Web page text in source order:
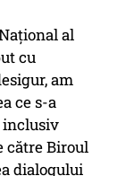
al
cu
am
ce s-a
inclusiv
către Biroul
dialogului